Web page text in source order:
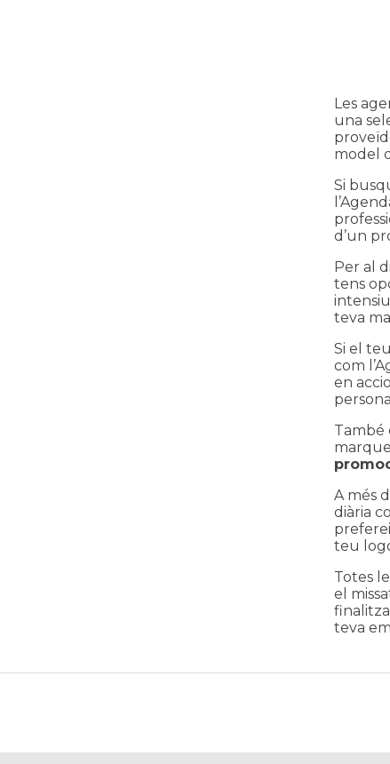
Les
una
model
Si
l’
d’un
Per al
tens
teva
Si el
com l’
en
També
A més
diària
teu
Totes
el
teva